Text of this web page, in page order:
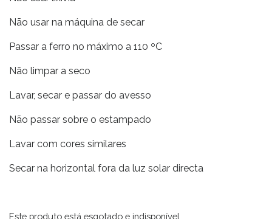
Não usar na máquina de secar
Passar a ferro no máximo a 110 ºC
Não limpar a seco
Lavar, secar e passar do avesso
Não passar sobre o estampado
Lavar com cores similares
Secar na horizontal fora da luz solar directa
Este produto está esgotado e indisponível.